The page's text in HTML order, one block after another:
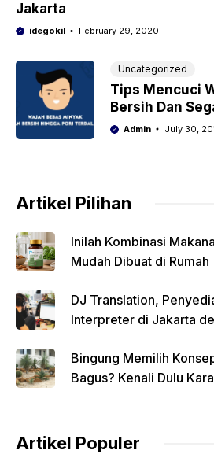
Jakarta
idegokil February 29, 2020
Uncategorized
Tips Mencuci
Bersih Dan
Admin July 30,
Artikel Pilihan
Inilah Kombinasi
Mudah Dibuat di Rumah
DJ Translation,
Interpreter di Jakarta
Bingung Memilih
Bagus? Kenali Dulu
Artikel Populer